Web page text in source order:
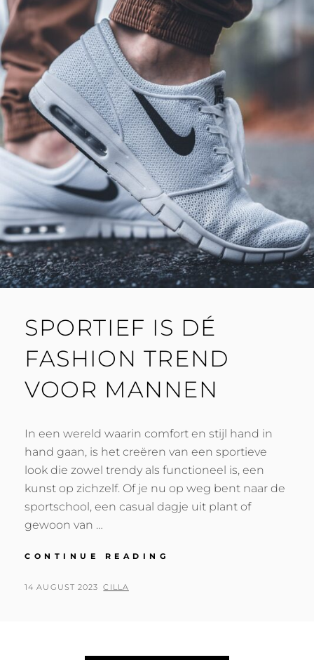
NIEUWE
FAVORIETE
AFSLANKHULP!
SPORTIEF IS DÉ
FASHION TREND
VOOR MANNEN
In een wereld waarin comfort en stijl hand in
hand gaan, is het creëren van een sportieve
look die zowel trendy als functioneel is, een
kunst op zichzelf. Of je nu op weg bent naar de
sportschool, een casual dagje uit plant of
gewoon van …
CONTINUE READING
POSTED
14 AUGUST 2023 BY
CILLA